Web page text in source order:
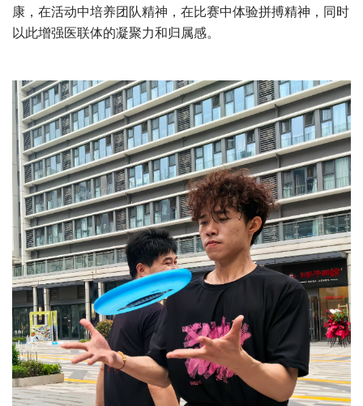
康，在活动中培养团队精神，在比赛中体验拼搏精神，同时
以此增强医联体的凝聚力和归属感。